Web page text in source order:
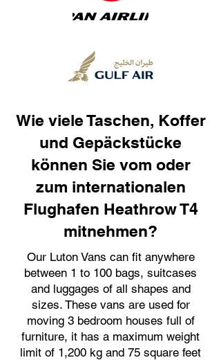
Wie viele Taschen, Koffer
und Gepäckstücke
können Sie vom oder
zum internationalen
Flughafen Heathrow T4
mitnehmen?
Our Luton Vans can fit anywhere
between 1 to 100 bags, suitcases
and luggages of all shapes and
sizes. These vans are used for
moving 3 bedroom houses full of
furniture, it has a maximum weight
limit of 1,200 kg and 75 square feet